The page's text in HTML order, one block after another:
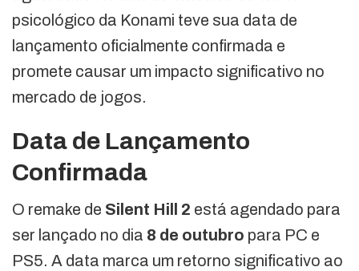
psicológico da Konami teve sua data de
lançamento oficialmente confirmada e
promete causar um impacto significativo no
mercado de jogos.
Data de Lançamento
Confirmada
O remake de Silent Hill 2 está agendado para
ser lançado no dia 8 de outubro para PC e
PS5. A data marca um retorno significativo ao